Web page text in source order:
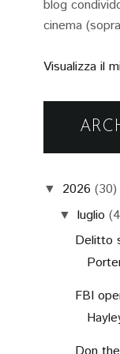
blog
cinema
Visualizza il
▼ 2026 (30)
▼ luglio
Delitto
FBI